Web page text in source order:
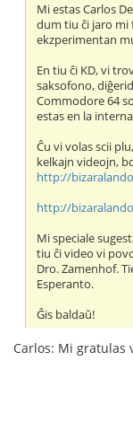
Mi estas Carlos
dum tiu ĉi jaro mi
ekzperimentan
En tiu ĉi KD, vi
saksofono,
Commodore 64
estas en la
Ĉu vi volas scii
kelkajn videojn,
http://
http://
Mi speciale
tiu ĉi video vi
Dro. Zamenhof.
Esperanto.
Ĝis baldaŭ!
Carlos: Mi gratulas